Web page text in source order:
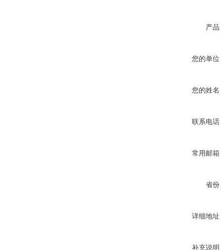
产品
您的单位
您的姓名
联系电话
常用邮箱
省份
详细地址
补充说明